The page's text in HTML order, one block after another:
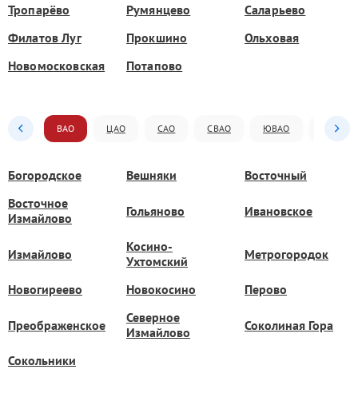
Тропарёво Румянцево
Саларьево
Филатов Луг
Прокшино
Ольховая
Новомосковская
Потапово
ВАО ЦАО САО СВАО ЮВАО ЮАО
Богородское Вешняки
Восточный
Восточное
Измайлово
Гольяново Ивановское
Измайлово
Косино-
Ухтомский
Метрогородок
Новогиреево Новокосино Перово
Преображенское
Северное
Измайлово
Соколиная Гора
Сокольники